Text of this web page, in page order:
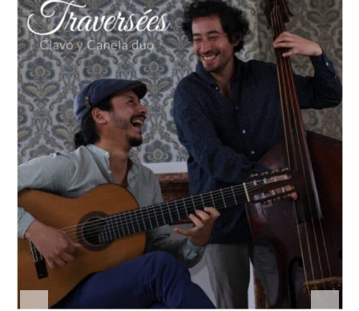
Le Projet
Infos Pratiques